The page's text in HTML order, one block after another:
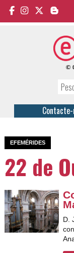
EFEMÉRIDES
22 de
D.